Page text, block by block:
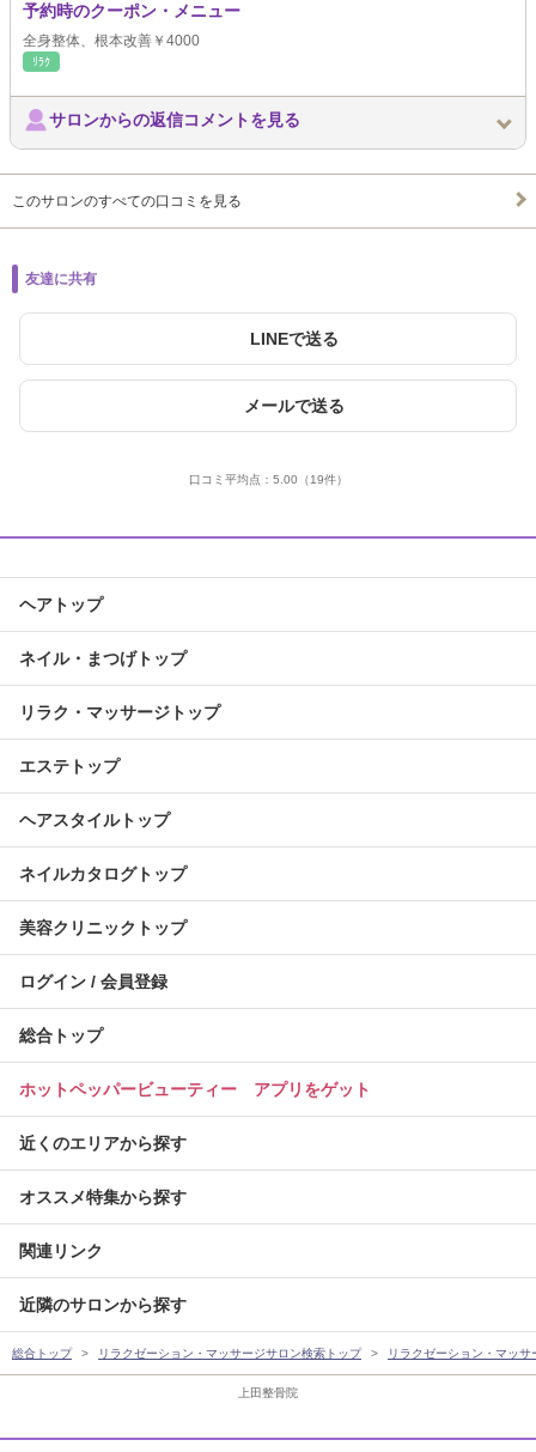
上田整骨院
予約時のクーポン・メニュー
全身整体、根本改善￥4000
ﾘﾗｸ
サロンからの返信コメントを見る
このサロンのすべての口コミを見る
友達に共有
LINEで送る
メールで送る
口コミ平均点： 5.00 （19件）
ヘアトップ
ネイル・まつげトップ
リラク・マッサージトップ
エステトップ
ヘアスタイルトップ
ネイルカタログトップ
美容クリニックトップ
ログイン / 会員登録
総合トップ
ホットペッパービューティー アプリをゲット
近くのエリアから探す
オススメ特集から探す
関連リンク
近隣のサロンから探す
総合トップ リラクゼーション・マッサージサロン検索トップ リラクゼーション・マッ